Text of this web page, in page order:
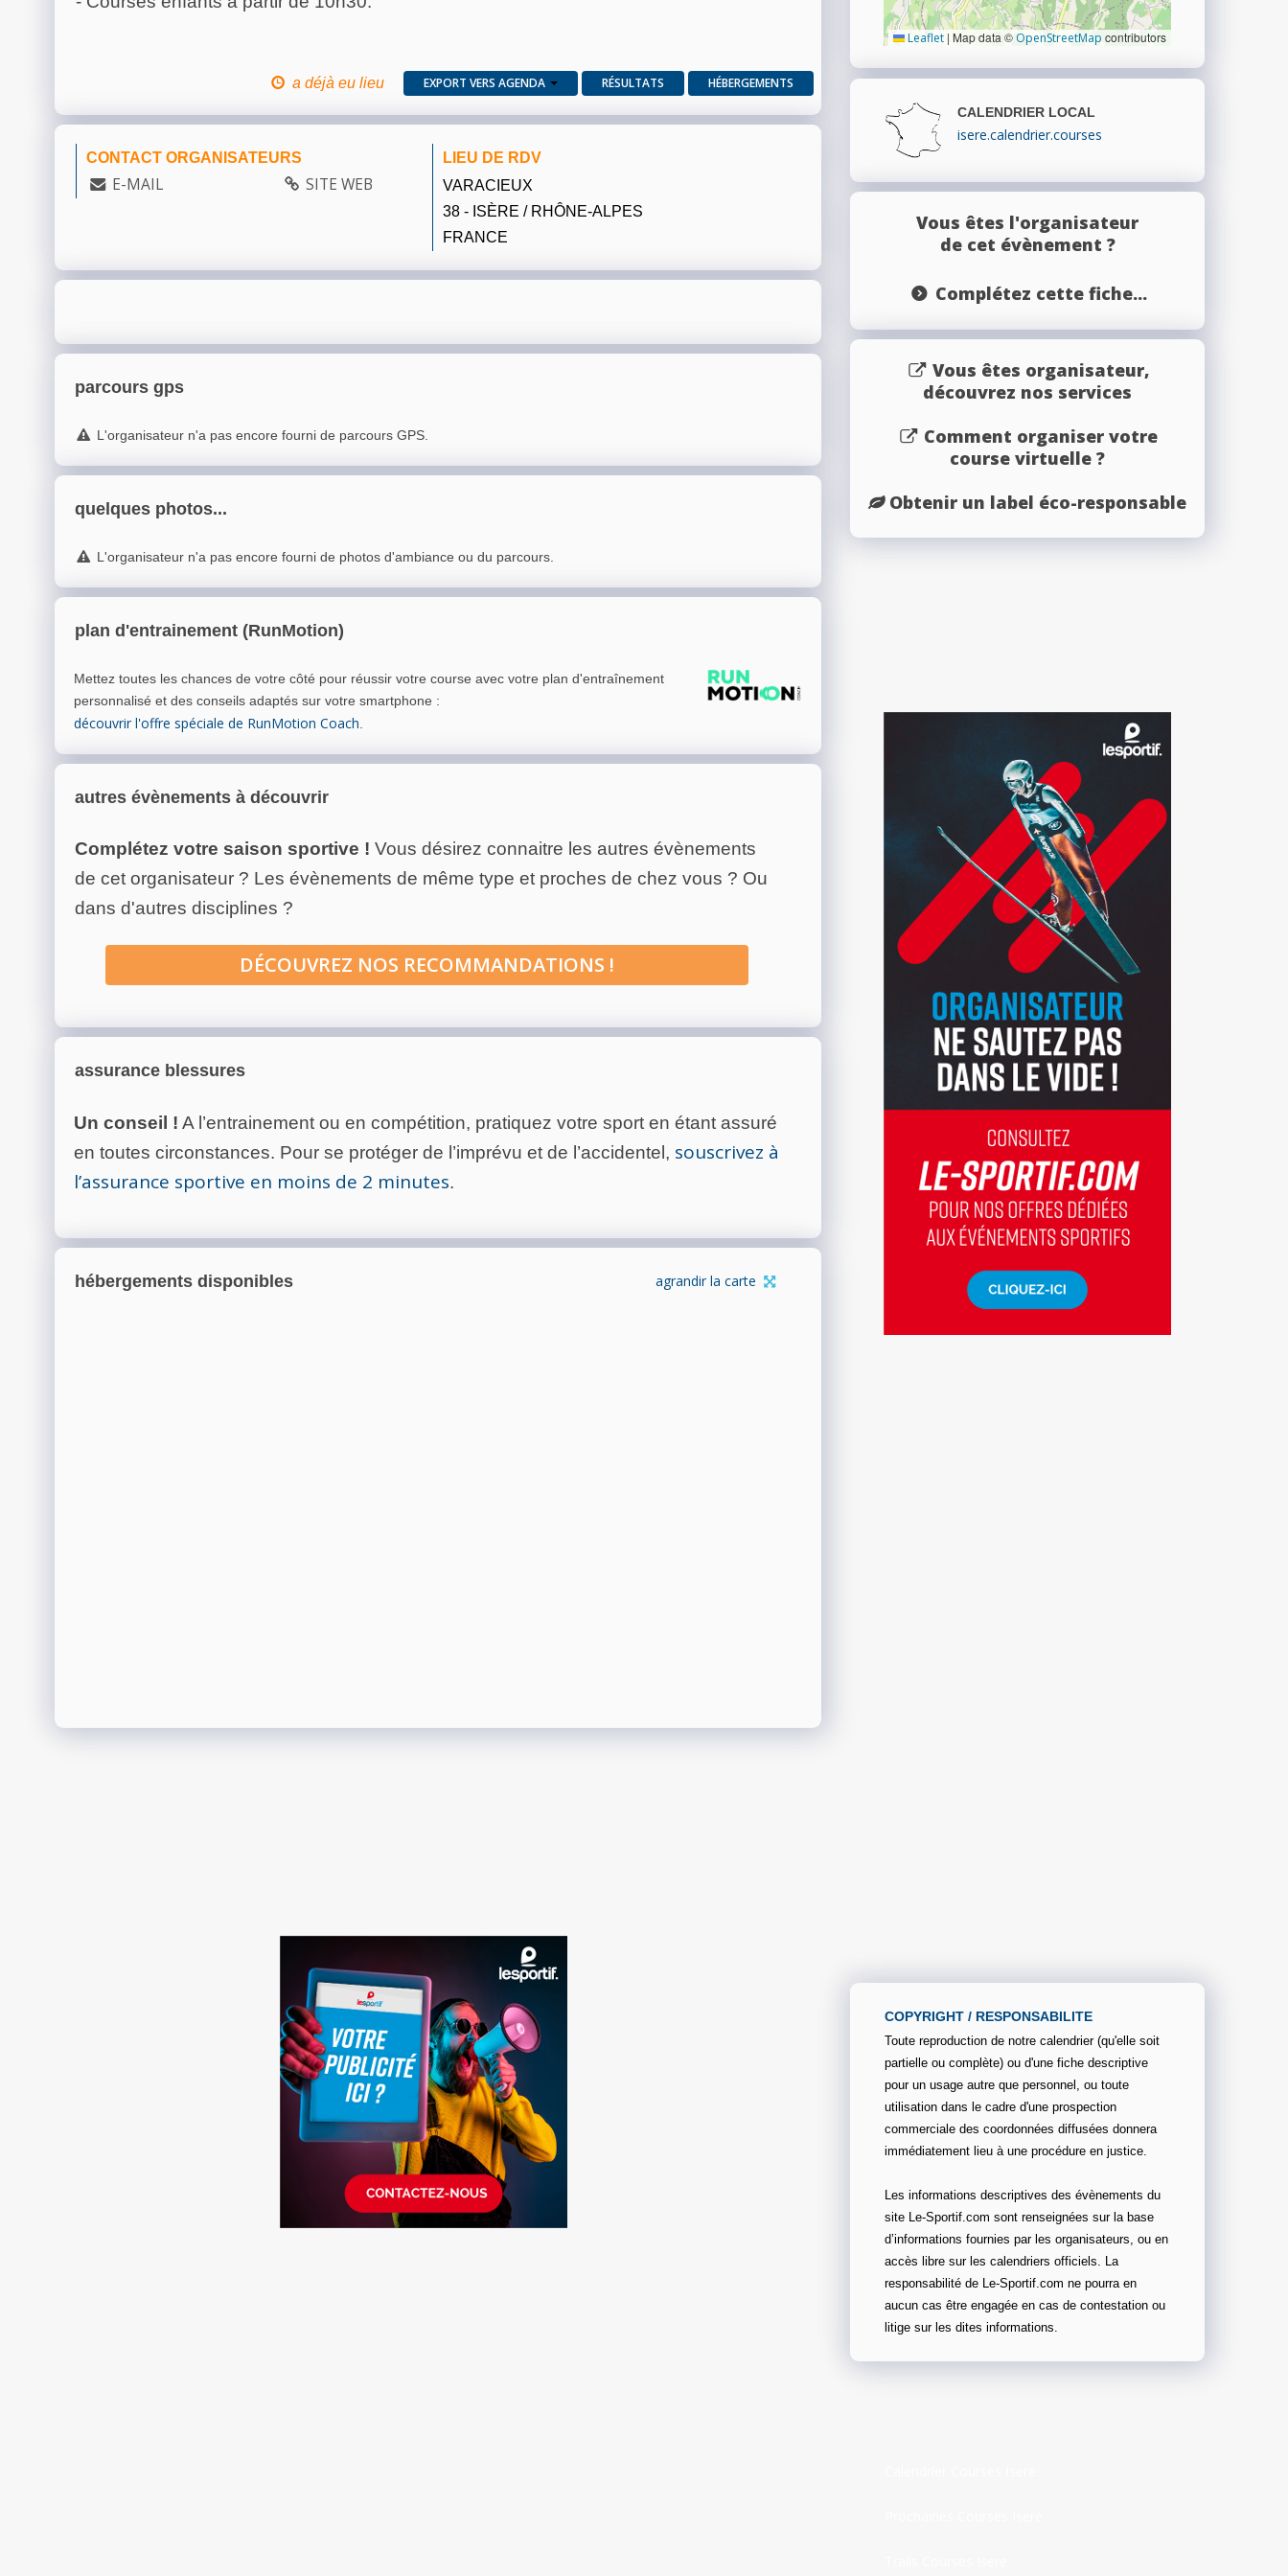
a déjà eu lieu EXPORT VERS AGENDA RÉSULTATS HÉBERGEMENTS
CONTACT ORGANISATEURS
E-MAIL SITE WEB
LIEU DE RDV
VARACIEUX
38 - ISÈRE / RHÔNE-ALPES
FRANCE
parcours gps
L'organisateur n'a pas encore fourni de parcours GPS.
quelques photos...
L'organisateur n'a pas encore fourni de photos d'ambiance ou du parcours.
plan d'entrainement (RunMotion)
Mettez toutes les chances de votre côté pour réussir votre course avec votre plan d'entraînement
personnalisé et des conseils adaptés sur votre smartphone :
découvrir l'offre spéciale de RunMotion Coach.
autres évènements à découvrir
Complétez votre saison sportive ! Vous désirez connaitre les autres évènements
de cet organisateur ? Les évènements de même type et proches de chez vous ? Ou
dans d'autres disciplines ?
DÉCOUVREZ NOS RECOMMANDATIONS !
assurance blessures
Un conseil ! A l’entrainement ou en compétition, pratiquez votre sport en étant assuré
en toutes circonstances. Pour se protéger de l’imprévu et de l’accidentel, souscrivez à
l’assurance sportive en moins de 2 minutes.
hébergements disponibles agrandir la carte
Leaflet | Map data © OpenStreetMap contributors
CALENDRIER LOCAL
isere.calendrier.courses
Vous êtes l'organisateur
de cet évènement ?
Complétez cette fiche...
Vous êtes organisateur,
découvrez nos services
Comment organiser votre
course virtuelle ?
Obtenir un label éco-responsable
COPYRIGHT / RESPONSABILITE
Toute reproduction de notre calendrier (qu'elle soit
partielle ou complète) ou d'une fiche descriptive
pour un usage autre que personnel, ou toute
utilisation dans le cadre d'une prospection
commerciale des coordonnées diffusées donnera
immédiatement lieu à une procédure en justice.
Les informations descriptives des évènements du
site Le-Sportif.com sont renseignées sur la base
d’informations fournies par les organisateurs, ou en
accès libre sur les calendriers officiels. La
responsabilité de Le-Sportif.com ne pourra en
aucun cas être engagée en cas de contestation ou
litige sur les dites informations.